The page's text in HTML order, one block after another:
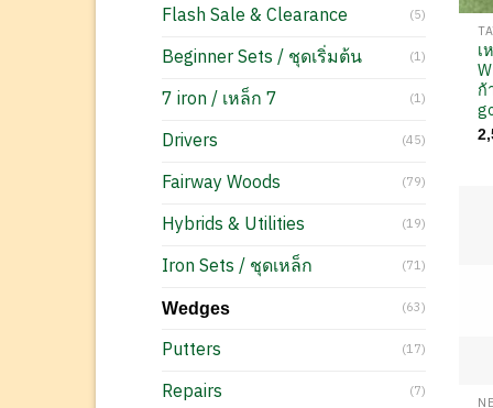
Flash Sale & Clearance (5)
Beginner Sets / ชุดเริ่มต้น (1)
7 iron / เหล็ก 7 (1)
Drivers (45)
Fairway Woods (79)
Hybrids & Utilities (19)
Iron Sets / ชุดเหล็ก (71)
Wedges (63)
Putters (17)
Repairs (7)
เ
ก้